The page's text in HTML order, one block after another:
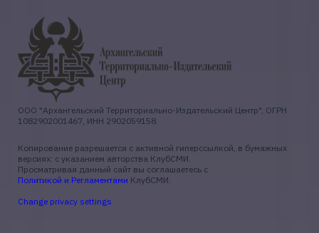
ООО "Архангельский Территориально-Издательский Центр", ОГРН
1082902001467, ИНН 2902059158.
Копирование разрешается с активной гиперссылкой, в бумажных
версиях: с указанием авторства КлубСМИ.
Просматривая данный сайт вы соглашаетесь с
Политикой и Регламентами КлубСМИ.
Change privacy settings